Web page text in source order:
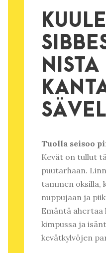
NISTA
Tuolla seisoo
Kevät on tullut
puutarhaan.
tammen oksilla,
nuppujaan ja
Emäntä ahertaa
kimpussa ja
kevätkylvöjen